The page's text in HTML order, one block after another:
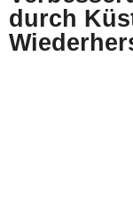
durch